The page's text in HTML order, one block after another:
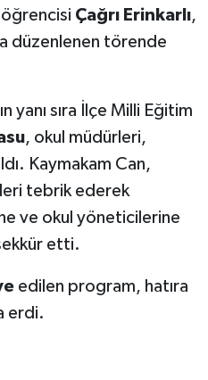
öğrencisi Çağrı Erinkarlı,
düzenlenen törende
yanı sıra İlçe Milli Eğitim
, okul müdürleri,
Kaymakam Can,
tebrik ederek
ve okul yöneticilerine
etti.
edilen program, hatıra
erdi.